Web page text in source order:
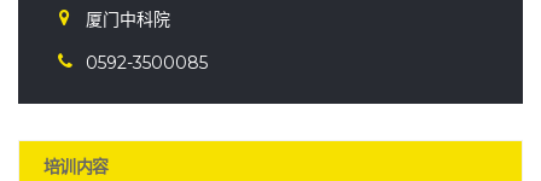
厦门中科院
0592-3500085
培训内容